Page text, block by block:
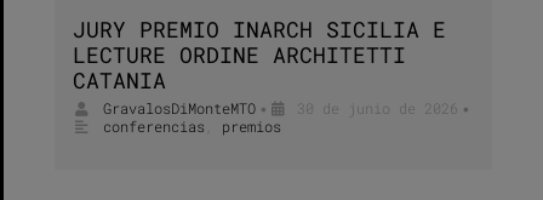
JURY PREMIO INARCH SICILIA E
LECTURE ORDINE ARCHITETTI
CATANIA
GravalosDiMonteMTO • 30 de junio de 2026 •
conferencias premios